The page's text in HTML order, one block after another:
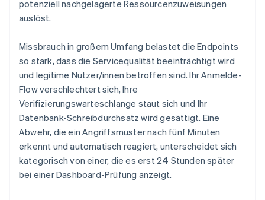
potenziell nachgelagerte Ressourcenzuweisungen
auslöst.
Missbrauch in großem Umfang belastet die Endpoints
so stark, dass die Servicequalität beeinträchtigt wird
und legitime Nutzer/innen betroffen sind. Ihr Anmelde-
Flow verschlechtert sich, Ihre
Verifizierungswarteschlange staut sich und Ihr
Datenbank-Schreibdurchsatz wird gesättigt. Eine
Abwehr, die ein Angriffsmuster nach fünf Minuten
erkennt und automatisch reagiert, unterscheidet sich
kategorisch von einer, die es erst 24 Stunden später
bei einer Dashboard-Prüfung anzeigt.